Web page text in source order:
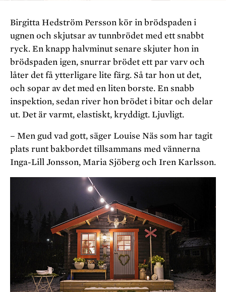
Birgitta Hedström Persson kör in brödspaden i
ugnen och skjutsar av tunnbrödet med ett snabbt
ryck. En knapp halvminut senare skjuter hon in
brödspaden igen, snurrar brödet ett par varv och
låter det få ytterligare lite färg. Så tar hon ut det,
och sopar av det med en liten borste. En snabb
inspektion, sedan river hon brödet i bitar och delar
ut. Det är varmt, elastiskt, kryddigt. Ljuvligt.
– Men gud vad gott, säger Louise Näs som har tagit
plats runt bakbordet tillsammans med vännerna
Inga-Lill Jonsson, Maria Sjöberg och Iren Karlsson.